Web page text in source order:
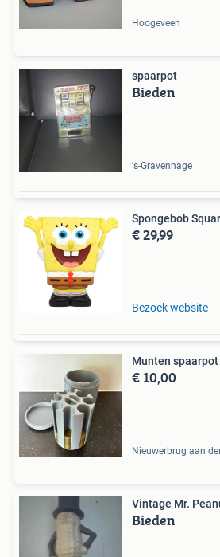
Hoogeveen
spaarpot
Bieden
's-Gravenhage
Spongebob
€ 29,99
Bezoek website
Munten spaarpot
€ 10,00
Nieuwerbrug aan
Vintage Mr.
Bieden